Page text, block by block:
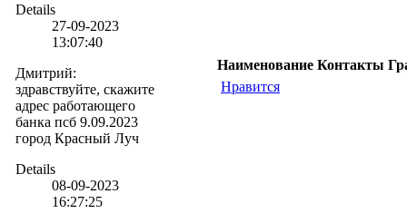
Details
27-09-2023
13:07:40
Дмитрий:
здравствуйте, скажите
адрес работающего
банка псб 9.09.2023
город Красный Луч
Details
08-09-2023
16:27:25
Наименование Контакты
Нравится